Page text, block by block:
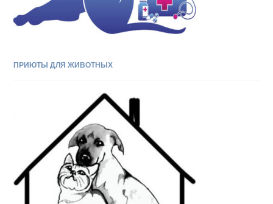
ПРИЮТЫ ДЛЯ ЖИВОТНЫХ